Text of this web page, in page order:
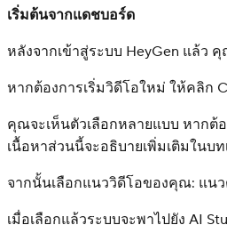
เริ่มต้นจากแดชบอร์ด
หลังจากเข้าสู่ระบบ HeyGen แล้ว
หากต้องการเริ่มวิดีโอใหม่ ให้คลิก
คุณจะเห็นตัวเลือกหลายแบบ หากต้อ
เนื้อหาส่วนนี้จะอธิบายเพิ่มเติมในบ
จากนั้นเลือกแนววิดีโอของคุณ: แน
เมื่อเลือกแล้วระบบจะพาไปยัง AI